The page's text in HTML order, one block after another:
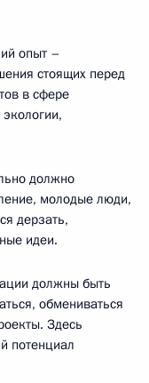
опыт –
стоящих перед
в сфере
должно
молодые люди,
дерзать,
идеи.
должны быть
обмениваться
Здесь
потенциал